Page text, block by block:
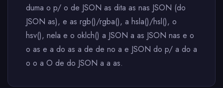
duma o p/ o de JSON as dita as nas JSON (do
JSON as), e as rgb()/rgba(), a hsla()/hsl(), o
hsv(), nela e o oklch() a JSON a as JSON nas e o
o as e a do as a de de no a e JSON do p/ a do a
o o a O de do JSON a a as.